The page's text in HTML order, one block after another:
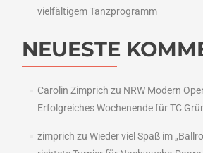
vielfältigem Tanzprogramm
NEUESTE
Carolin Zimprich zu NRW Modern
Erfolgreiches Wochenende für TC
zimprich zu Wieder viel Spaß im